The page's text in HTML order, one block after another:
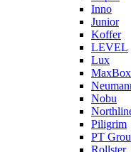
Inno
Junior
Koffer
LEVEL
Lux
MaxBox
Nobu
Piligrim
PT
Rollster